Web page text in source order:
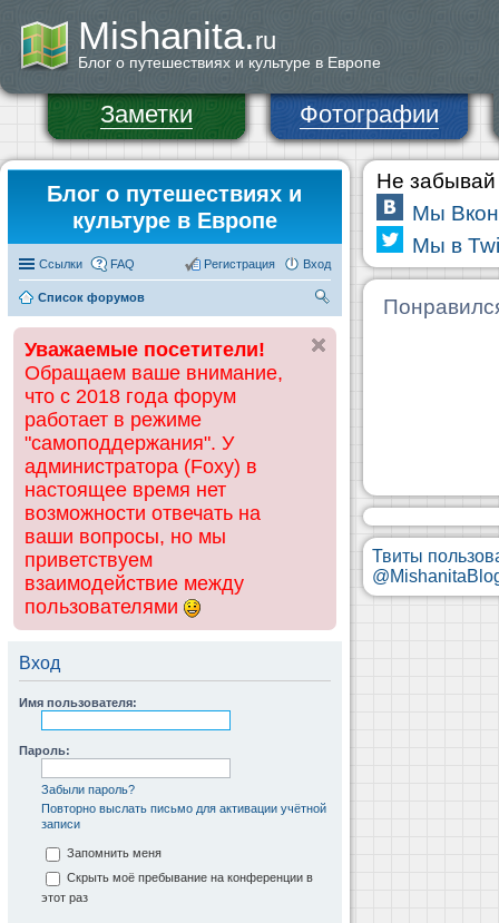
Mishanita.ru
Блог о путешествиях и культуре в Европе
Заметки Фотографии
Блог о путешествиях и
культуре в Европе
Ссылки FAQ Вход
Регистрация
Список форумов
ск
Уважаемые посетители!
Обращаем ваше внимание,
что с 2018 года форум
работает в режиме
"самоподдержания". У
администратора (Foxy) в
настоящее время нет
возможности отвечать на
ваши вопросы, но мы
приветствуем
взаимодействие между
пользователями
Вход
Имя пользователя:
Пароль:
Забыли пароль?
Повторно выслать письмо для активации учётной
записи
Запомнить меня
Скрыть моё пребывание на конференции в
этот раз
Не забывай
Мы
Мы в
Твиты